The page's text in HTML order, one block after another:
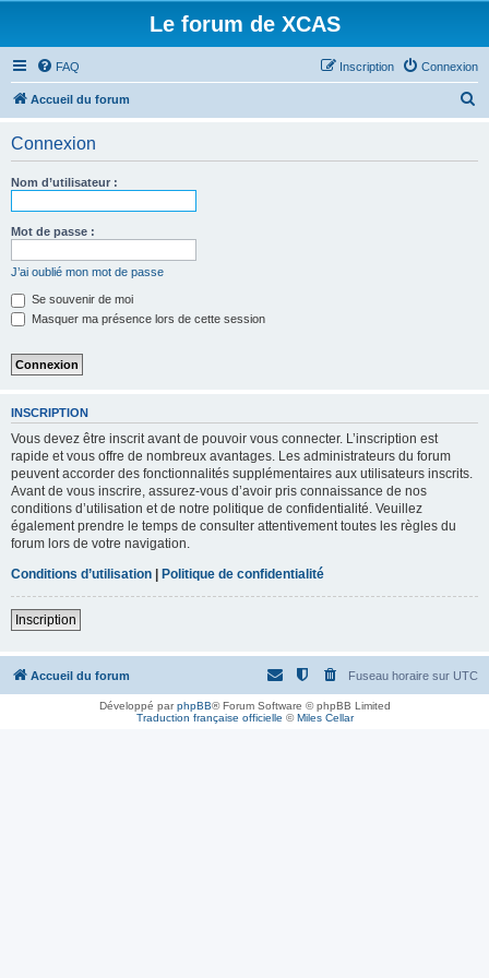
Le forum de XCAS
FAQ Connexion
Inscription
Accueil du forum
Connexion
Nom d’utilisateur :
Mot de passe :
J’ai oublié mon mot de passe
Se souvenir de moi
Masquer ma présence lors de cette session
INSCRIPTION
Vous devez être inscrit avant de pouvoir vous connecter. L’inscription est
rapide et vous offre de nombreux avantages. Les administrateurs du forum
peuvent accorder des fonctionnalités supplémentaires aux utilisateurs inscrits.
Avant de vous inscrire, assurez-vous d’avoir pris connaissance de nos
conditions d’utilisation et de notre politique de confidentialité. Veuillez
également prendre le temps de consulter attentivement toutes les règles du
forum lors de votre navigation.
Conditions d’utilisation | Politique de confidentialité
Inscription
Accueil du forum Fuseau horaire sur UTC
Développé parphpBB® Forum Software © phpBB Limited
Traduction française officielle ©Miles Cellar